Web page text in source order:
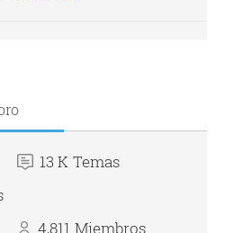
13 K Temas
4,811 Miembros